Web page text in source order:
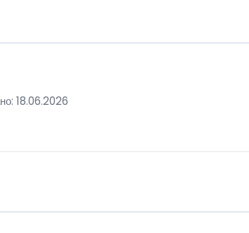
18.06.2026